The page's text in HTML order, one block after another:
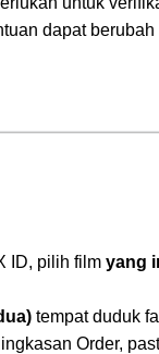
dapat
ID, pilih film yang
tempat duduk
Order,